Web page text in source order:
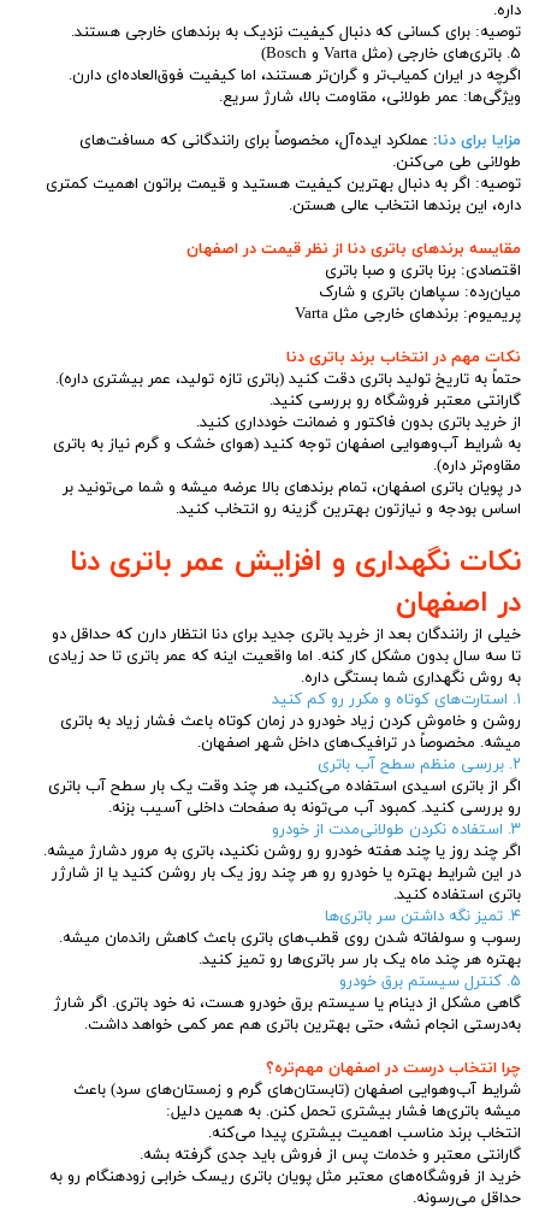
داره.
توصیه: برای کسانی که دنبال کیفیت نزدیک به برندهای خارجی هستند.
۵. باتری‌های خارجی (مثل Varta و Bosch)
اگرچه در ایران کمیاب‌تر و گران‌تر هستند، اما کیفیت فوق‌العاده‌ای دارن.
ویژگی‌ها: عمر طولانی، مقاومت بالا، شارژ سریع.
مزایا برای دنا: عملکرد ایده‌آل، مخصوصاً برای رانندگانی که مسافت‌های
طولانی طی می‌کنن.
توصیه: اگر به دنبال بهترین کیفیت هستید و قیمت براتون اهمیت کمتری
داره، این برندها انتخاب عالی هستن.
مقایسه برندهای باتری دنا از نظر قیمت در اصفهان
اقتصادی: برنا باتری و صبا باتری
میان‌رده: سپاهان باتری و شارک
پریمیوم: برندهای خارجی مثل Varta
نکات مهم در انتخاب برند باتری دنا
حتماً به تاریخ تولید باتری دقت کنید (باتری تازه تولید، عمر بیشتری داره).
گارانتی معتبر فروشگاه رو بررسی کنید.
از خرید باتری بدون فاکتور و ضمانت خودداری کنید.
به شرایط آب‌وهوایی اصفهان توجه کنید (هوای خشک و گرم نیاز به باتری
مقاوم‌تر داره).
در پویان باتری اصفهان، تمام برندهای بالا عرضه میشه و شما می‌تونید بر
اساس بودجه و نیازتون بهترین گزینه رو انتخاب کنید.
نکات نگهداری و افزایش عمر باتری دنا
در اصفهان
خیلی از رانندگان بعد از خرید باتری جدید برای دنا انتظار دارن که حداقل دو
تا سه سال بدون مشکل کار کنه. اما واقعیت اینه که عمر باتری تا حد زیادی
به روش نگهداری شما بستگی داره.
۱. استارت‌های کوتاه و مکرر رو کم کنید
روشن و خاموش کردن زیاد خودرو در زمان کوتاه باعث فشار زیاد به باتری
میشه. مخصوصاً در ترافیک‌های داخل شهر اصفهان.
۲. بررسی منظم سطح آب باتری
اگر از باتری اسیدی استفاده می‌کنید، هر چند وقت یک بار سطح آب باتری
رو بررسی کنید. کمبود آب می‌تونه به صفحات داخلی آسیب بزنه.
۳. استفاده نکردن طولانی‌مدت از خودرو
اگر چند روز یا چند هفته خودرو رو روشن نکنید، باتری به مرور دشارژ میشه.
در این شرایط بهتره یا خودرو رو هر چند روز یک بار روشن کنید یا از شارژر
باتری استفاده کنید.
۴. تمیز نگه داشتن سر باتری‌ها
رسوب و سولفاته شدن روی قطب‌های باتری باعث کاهش راندمان میشه.
بهتره هر چند ماه یک بار سر باتری‌ها رو تمیز کنید.
۵. کنترل سیستم برق خودرو
گاهی مشکل از دینام یا سیستم برق خودرو هست، نه خود باتری. اگر شارژ
به‌درستی انجام نشه، حتی بهترین باتری هم عمر کمی خواهد داشت.
چرا انتخاب درست در اصفهان مهم‌تره؟
شرایط آب‌وهوایی اصفهان (تابستان‌های گرم و زمستان‌های سرد) باعث
میشه باتری‌ها فشار بیشتری تحمل کنن. به همین دلیل:
انتخاب برند مناسب اهمیت بیشتری پیدا می‌کنه.
گارانتی معتبر و خدمات پس از فروش باید جدی گرفته بشه.
خرید از فروشگاه‌های معتبر مثل پویان باتری ریسک خرابی زودهنگام رو به
حداقل می‌رسونه.